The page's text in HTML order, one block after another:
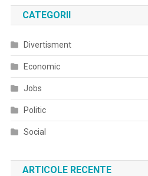
CATEGORII
Divertisment
Economic
Jobs
Politic
Social
ARTICOLE RECENTE